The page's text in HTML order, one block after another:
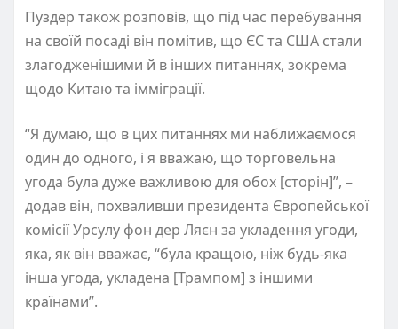
Пуздер також розповів, що під час перебування
на своїй посаді він помітив, що ЄС та США стали
злагодженішими й в інших питаннях, зокрема
щодо Китаю та імміграції.
“Я думаю, що в цих питаннях ми наближаємося
один до одного, і я вважаю, що торговельна
угода була дуже важливою для обох [сторін]”, –
додав він, похваливши президента Європейської
комісії Урсулу фон дер Ляєн за укладення угоди,
яка, як він вважає, “була кращою, ніж будь-яка
інша угода, укладена [Трампом] з іншими
країнами”.